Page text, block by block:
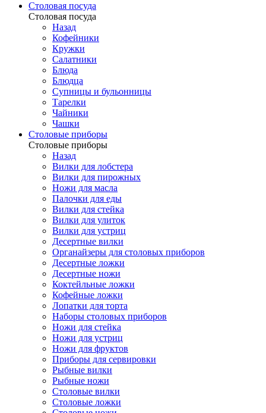
Столовая посуда
Столовая посуда
Назад
Кофейники
Кружки
Салатники
Блюда
Блюдца
Супницы и бульонницы
Тарелки
Чайники
Чашки
Cтоловые приборы
Cтоловые приборы
Назад
Вилки для лобстера
Вилки для пирожных
Ножи для масла
Палочки для еды
Вилки для стейка
Вилки для улиток
Вилки для устриц
Десертные вилки
Органайзеры для столовых приборов
Десертные ложки
Десертные ножи
Коктейльные ложки
Кофейные ложки
Лопатки для торта
Наборы столовых приборов
Ножи для стейка
Ножи для устриц
Ножи для фруктов
Приборы для сервировки
Рыбные вилки
Рыбные ножи
Столовые вилки
Столовые ложки